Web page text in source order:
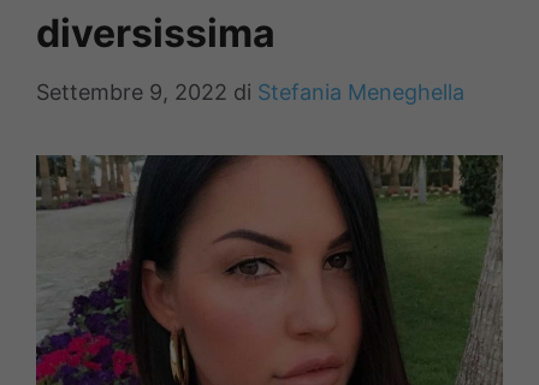
diversissima
Settembre 9, 2022 di Stefania Meneghella